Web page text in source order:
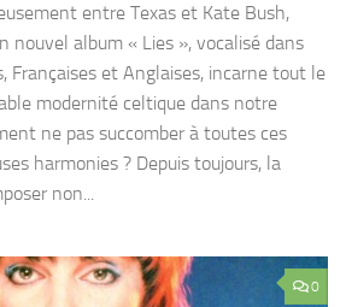
entre Texas et Kate Bush,
nouvel album « Lies », vocalisé dans
Françaises et Anglaises, incarne tout le
modernité celtique dans notre
ne pas succomber à toutes ces
harmonies ? Depuis toujours, la
non...
0